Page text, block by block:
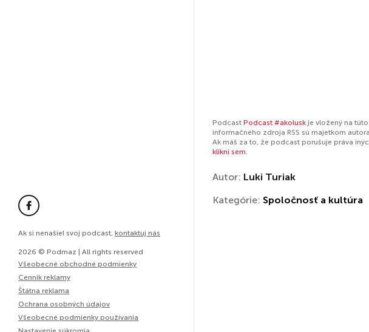
Ak si nenašiel svoj podcast, kontaktuj nás
2026 © Podmaz | All rights reserved
Všeobecné obchodné podmienky
Cenník reklamy
Štátna reklama
Ochrana osobných údajov
Všeobecné podmienky používania
Podcast Podcast #akolusk je vložený na
informačného zdroja RSS sú majetkom
Ak máš za to, že podcast porušuje práva
klikni sem.
Autor: Luki Turiak
Kategórie: Spoločnosť a kultúra